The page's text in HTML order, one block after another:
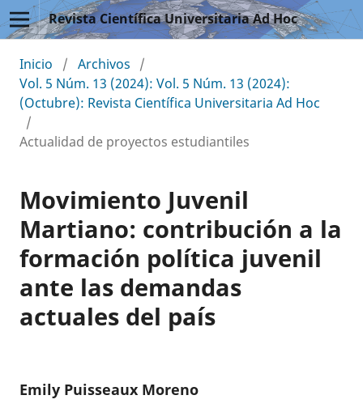
Revista Científica Universitaria Ad Hoc
Inicio / Archivos /
Vol. 5 Núm. 13 (2024): Vol. 5 Núm. 13 (2024):
(Octubre): Revista Científica Universitaria Ad Hoc
/
Actualidad de proyectos estudiantiles
Movimiento Juvenil
Martiano: contribución a la
formación política juvenil
ante las demandas
actuales del país
Emily Puisseaux Moreno